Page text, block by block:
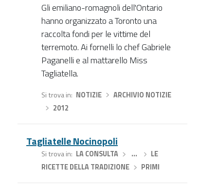
Gli emiliano-romagnoli dell'Ontario
hanno organizzato a Toronto una
raccolta fondi per le vittime del
terremoto. Ai fornelli lo chef Gabriele
Paganelli e al mattarello Miss
Tagliatella.
Si trova in NOTIZIE›
ARCHIVIO NOTIZIE
2012
Tagliatelle Nocinopoli
Si trova in LA CONSULTA› …
LE
RICETTE DELLA TRADIZIONE› PRIMI